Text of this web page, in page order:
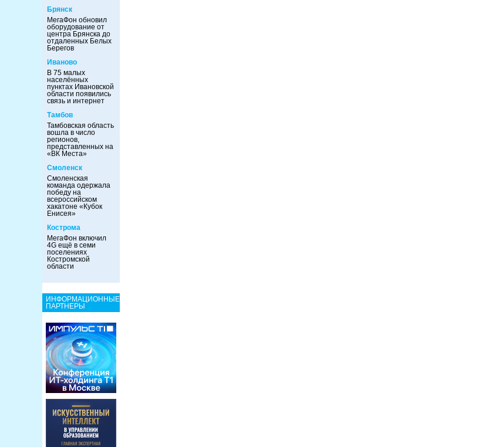
Брянск
МегаФон обновил
оборудование от
центра Брянска до
отдаленных Белых
Берегов
Иваново
В 75 малых
населённых
пунктах Ивановской
области появились
связь и интернет
Тамбов
Тамбовская область
вошла в число
регионов,
представленных на
«ВК Места»
Смоленск
Смоленская
команда одержала
победу на
всероссийском
хакатоне «Кубок
Енисея»
Кострома
МегаФон включил
4G ещё в семи
поселениях
Костромской
области
ИНФОРМАЦИОННЫЕ
ПАРТНЕРЫ